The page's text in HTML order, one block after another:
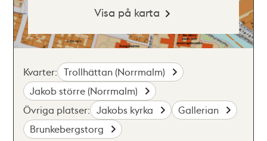
Visa på karta
Kvarter: Trollhättan (Norrmalm)
Jakob större (Norrmalm)
Övriga platser: Jakobs kyrka
Gallerian
Brunkebergstorg